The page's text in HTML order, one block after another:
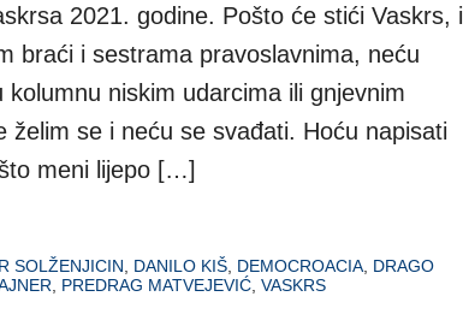
2021. godine. Pošto će stići Vaskrs, i
braći i sestrama pravoslavnima, neću
kolumnu niskim udarcima ili gnjevnim
želim se i neću se svađati. Hoću napisati
meni lijepo […]
SOLŽENJICIN DANILO KIŠ DEMOCROACIA DRAGO
PREDRAG MATVEJEVIĆ VASKRS